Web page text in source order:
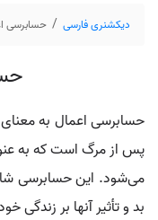
دیکشنری فارسی حسابرسی
حسابرسی اعمال به
پس از مرگ است که به
می‌شود. این حسابرسی
بد و تأثیر آنها بر زندگی